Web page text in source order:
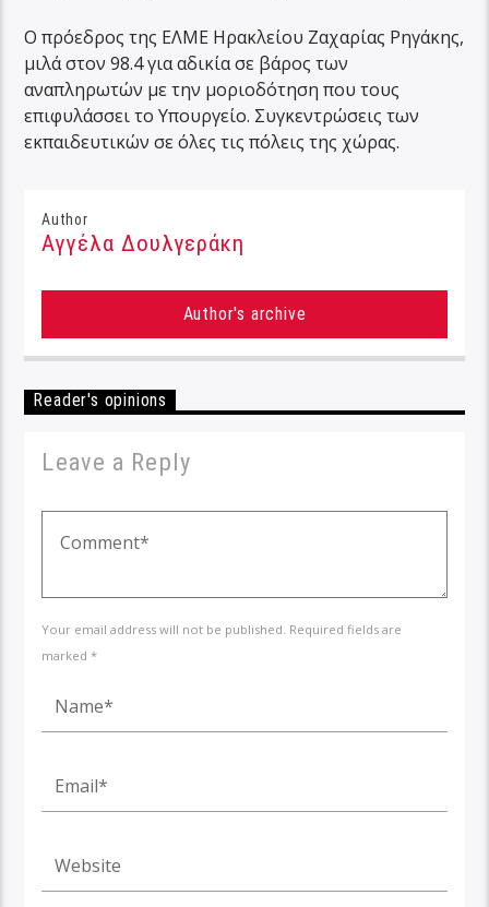
Ο πρόεδρος της ΕΛΜΕ Ηρακλείου Ζαχαρίας Ρηγάκης,
μιλά στον 98.4 για αδικία σε βάρος των
αναπληρωτών με την μοριοδότηση που τους
επιφυλάσσει το Υπουργείο. Συγκεντρώσεις των
εκπαιδευτικών σε όλες τις πόλεις της χώρας.
Author
Αγγέλα Δουλγεράκη
Author's archive
Reader's opinions
Leave a Reply
Your email address will not be published. Required fields are
marked *